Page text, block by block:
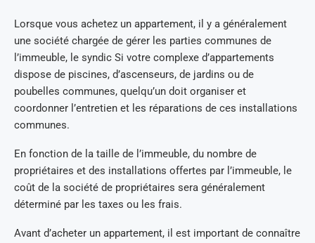
Lorsque vous achetez un appartement, il y a généralement
une société chargée de gérer les parties communes de
l’immeuble, le syndic Si votre complexe d’appartements
dispose de piscines, d’ascenseurs, de jardins ou de
poubelles communes, quelqu’un doit organiser et
coordonner l’entretien et les réparations de ces installations
communes.
En fonction de la taille de l’immeuble, du nombre de
propriétaires et des installations offertes par l’immeuble, le
coût de la société de propriétaires sera généralement
déterminé par les taxes ou les frais.
Avant d’acheter un appartement, il est important de connaître